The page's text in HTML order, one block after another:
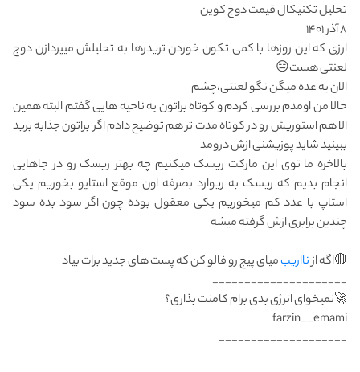
تحلیل تکنیکال قیمت دوج کوین
۸ آذر ۱۴۰۱
ارزی که این روزها با کمی تکون خوردن تریدرها به تحلیلش میپردازن دوج
لعنتی هست😑
الان یه عده میگن نگو لعنتی،چشم
حالا من اومدم بررسی کردم و کوتاه براتون یه ناحیه هایی گفتم البته همین
الا هم استوریش رو در کوتاه مدت تر هم توضیح دادم اگر براتون جذابه برید
ببینید شاید پوزیشنی ازش درومد
بالاخره ما توی این مارکت ریسک میکنیم چه بهتر ریسک رو در جاهایی
انجام بدیم که ریسک به ریوارد بصرفه اون موقع استاپو بخوریم یکی
استاپ با عدد کم میخوریم یکی معقول بوده چون اگر سود بده سود
چندین برابری ازش گرفته میشه
🔴اگه ازنااریبمیای پیج رو فالو کن که پست های جدید برات بیاد
_____________________
🚀نمیخوای انرژی بدی برام کامنت بذاری؟
farzin__emami
____________________